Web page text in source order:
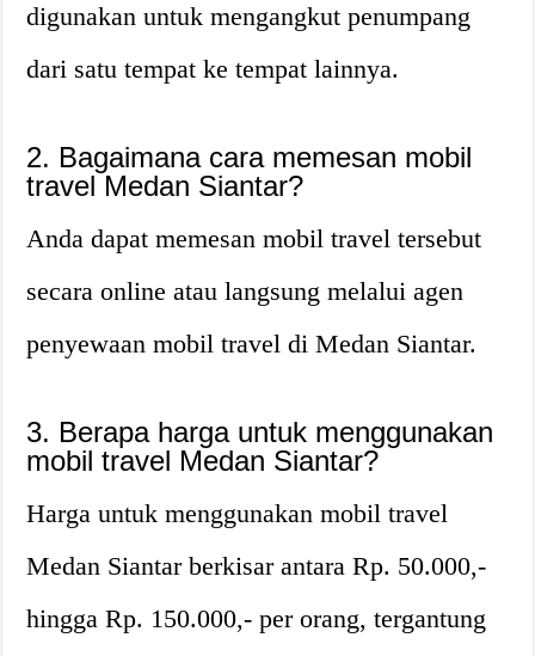
digunakan untuk mengangkut penumpang
dari satu tempat ke tempat lainnya.
2. Bagaimana cara memesan mobil
travel Medan Siantar?
Anda dapat memesan mobil travel tersebut
secara online atau langsung melalui agen
penyewaan mobil travel di Medan Siantar.
3. Berapa harga untuk menggunakan
mobil travel Medan Siantar?
Harga untuk menggunakan mobil travel
Medan Siantar berkisar antara Rp. 50.000,-
hingga Rp. 150.000,- per orang, tergantung